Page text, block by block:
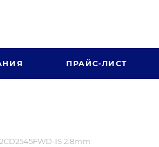
ПРАЙС-ЛИСТ
IS 2.8mm